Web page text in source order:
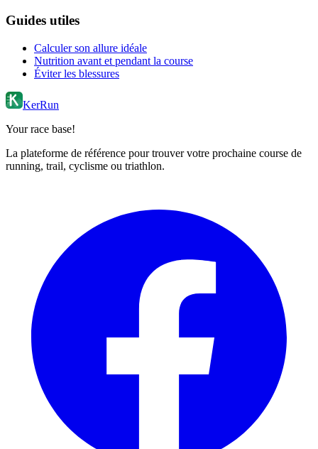
Guides utiles
Calculer son allure idéale
Nutrition avant et pendant la course
Éviter les blessures
KerRun
Your race base!
La plateforme de référence pour trouver votre prochaine course de
running, trail, cyclisme ou triathlon.